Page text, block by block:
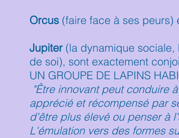
Orcus (faire face à ses peurs)
Jupiter(la dynamique sociale,
de soi), sont exactement
UN GROUPE DE LAPINS
"Être innovant peut conduire
apprécié et récompensé par
d'être plus élevé ou penser à
L'émulation vers des formes